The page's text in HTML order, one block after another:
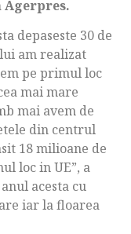
Agerpres.
depaseste 30 de
am realizat
pe primul loc
mai mare
mai avem de
din centrul
18 milioane de
loc in UE”, a
acesta cu
iar la floarea